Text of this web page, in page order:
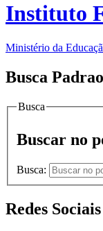
Instituto
Ministério da
Busca Padrao
Busca
Buscar no
Busca:
Redes Sociais